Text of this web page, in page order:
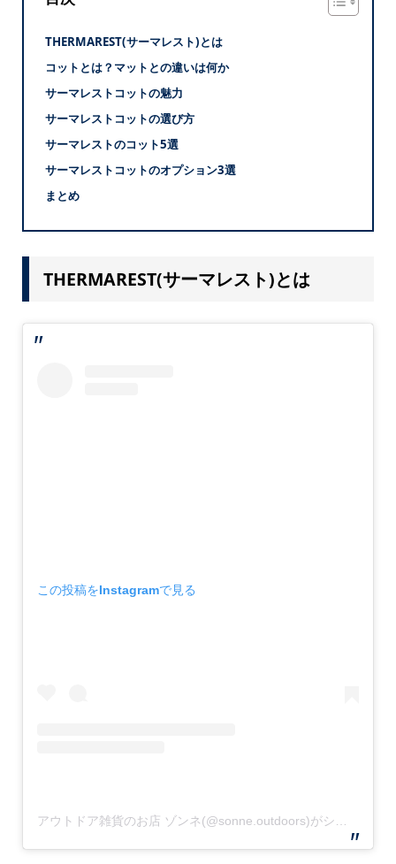
THERMAREST(サーマレスト)とは
コットとは？マットとの違いは何か
サーマレストコットの魅力
サーマレストコットの選び方
サーマレストのコット5選
サーマレストコットのオプション3選
まとめ
THERMAREST(サーマレスト)とは
この投稿をInstagramで見る
アウトドア雑貨のお店 ゾンネ(@sonne.outdoors)がシェアした投稿